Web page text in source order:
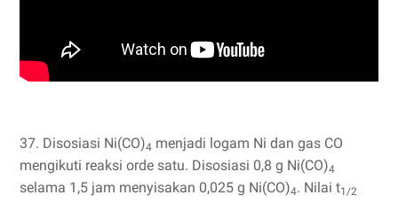
37. Disosiasi Ni(CO)4 menjadi logam Ni dan gas CO
mengikuti reaksi orde satu. Disosiasi 0,8 g Ni(CO)4
selama 1,5 jam menyisakan 0,025 g Ni(CO)4. Nilai t1/2